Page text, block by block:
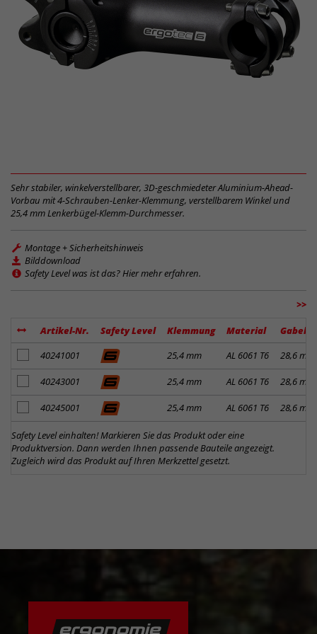
Sehr stabiler, winkelverstellbarer, 3D-geschmiedeter Aluminium-Ahead-
Vorbau mit 4-Schrauben-Lenker-Klemmung, verstellbarem Winkel und
25,4 mm Lenkerbügel-Klemm-Durchmesser.
Montage + Sicherheitshinweis
Bilddownload
Safety Level was ist das? Hier mehr erfahren.
>>
Artikel-Nr. Safety Level Klemmung Material
Artikel zum Merkzettel hinzufügen
40241001 25,4 mm AL 6061 T6 28,6 mm
Artikel zum Merkzettel hinzufügen
40243001 25,4 mm AL 6061 T6 28,6 mm
Artikel zum Merkzettel hinzufügen
40245001 25,4 mm AL 6061 T6 28,6 mm
Safety Level einhalten! Markieren Sie das Produkt oder eine
Produktversion. Dann werden Ihnen passende Bauteile angezeigt.
Zugleich wird das Produkt auf Ihren Merkzettel gesetzt.